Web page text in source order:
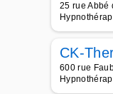
25 rue Abbé
CK-
600 rue